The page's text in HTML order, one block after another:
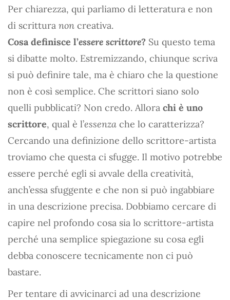
Per chiarezza, qui parliamo di letteratura e non
di scrittura non creativa.
Cosa definisce l’essere scrittore? Su questo tema
si dibatte molto. Estremizzando, chiunque scriva
si può definire tale, ma è chiaro che la questione
non è così semplice. Che scrittori siano solo
quelli pubblicati? Non credo. Allora chi è uno
scrittore, qual è l’essenza che lo caratterizza?
Cercando una definizione dello scrittore-artista
troviamo che questa ci sfugge. Il motivo potrebbe
essere perché egli si avvale della creatività,
anch’essa sfuggente e che non si può ingabbiare
in una descrizione precisa. Dobbiamo cercare di
capire nel profondo cosa sia lo scrittore-artista
perché una semplice spiegazione su cosa egli
debba conoscere tecnicamente non ci può
bastare.
Per tentare di avvicinarci ad una descrizione